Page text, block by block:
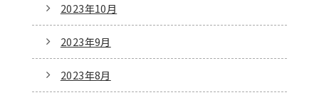
2023年10月
2023年9月
2023年8月